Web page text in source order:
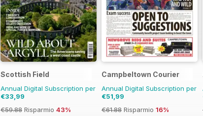
Scottish Field
Annual Digital Subscription per
€33,99
€59.88 Risparmio 43%
Campbeltown Courier
Annual Digital Subscription per
€51,99
€61.88 Risparmio 16%